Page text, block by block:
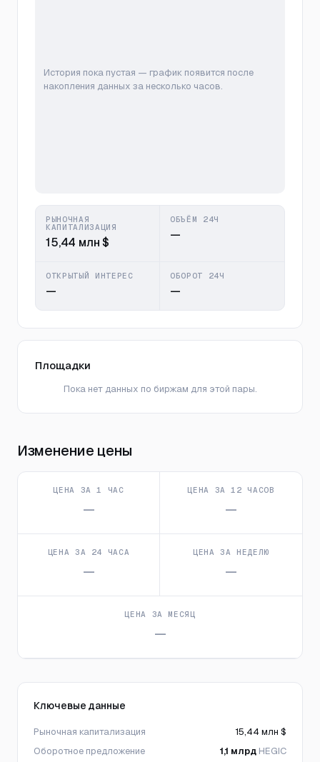
История пока пустая — график появится после
накопления данных за несколько часов.
РЫНОЧНАЯ
КАПИТАЛИЗАЦИЯ
15,44 млн $
ОБЪЁМ 24Ч
—
ОТКРЫТЫЙ ИНТЕРЕС
—
ОБОРОТ 24Ч
—
Площадки
Пока нет данных по биржам для этой пары.
Изменение цены
ЦЕНА ЗА 1 ЧАС
—
ЦЕНА ЗА 12 ЧАСОВ
—
ЦЕНА ЗА 24 ЧАСА
—
ЦЕНА ЗА НЕДЕЛЮ
—
ЦЕНА ЗА МЕСЯЦ
—
Ключевые данные
Рыночная капитализация
15,44 млн $
Оборотное предложение
1,1 млрд HEGIC